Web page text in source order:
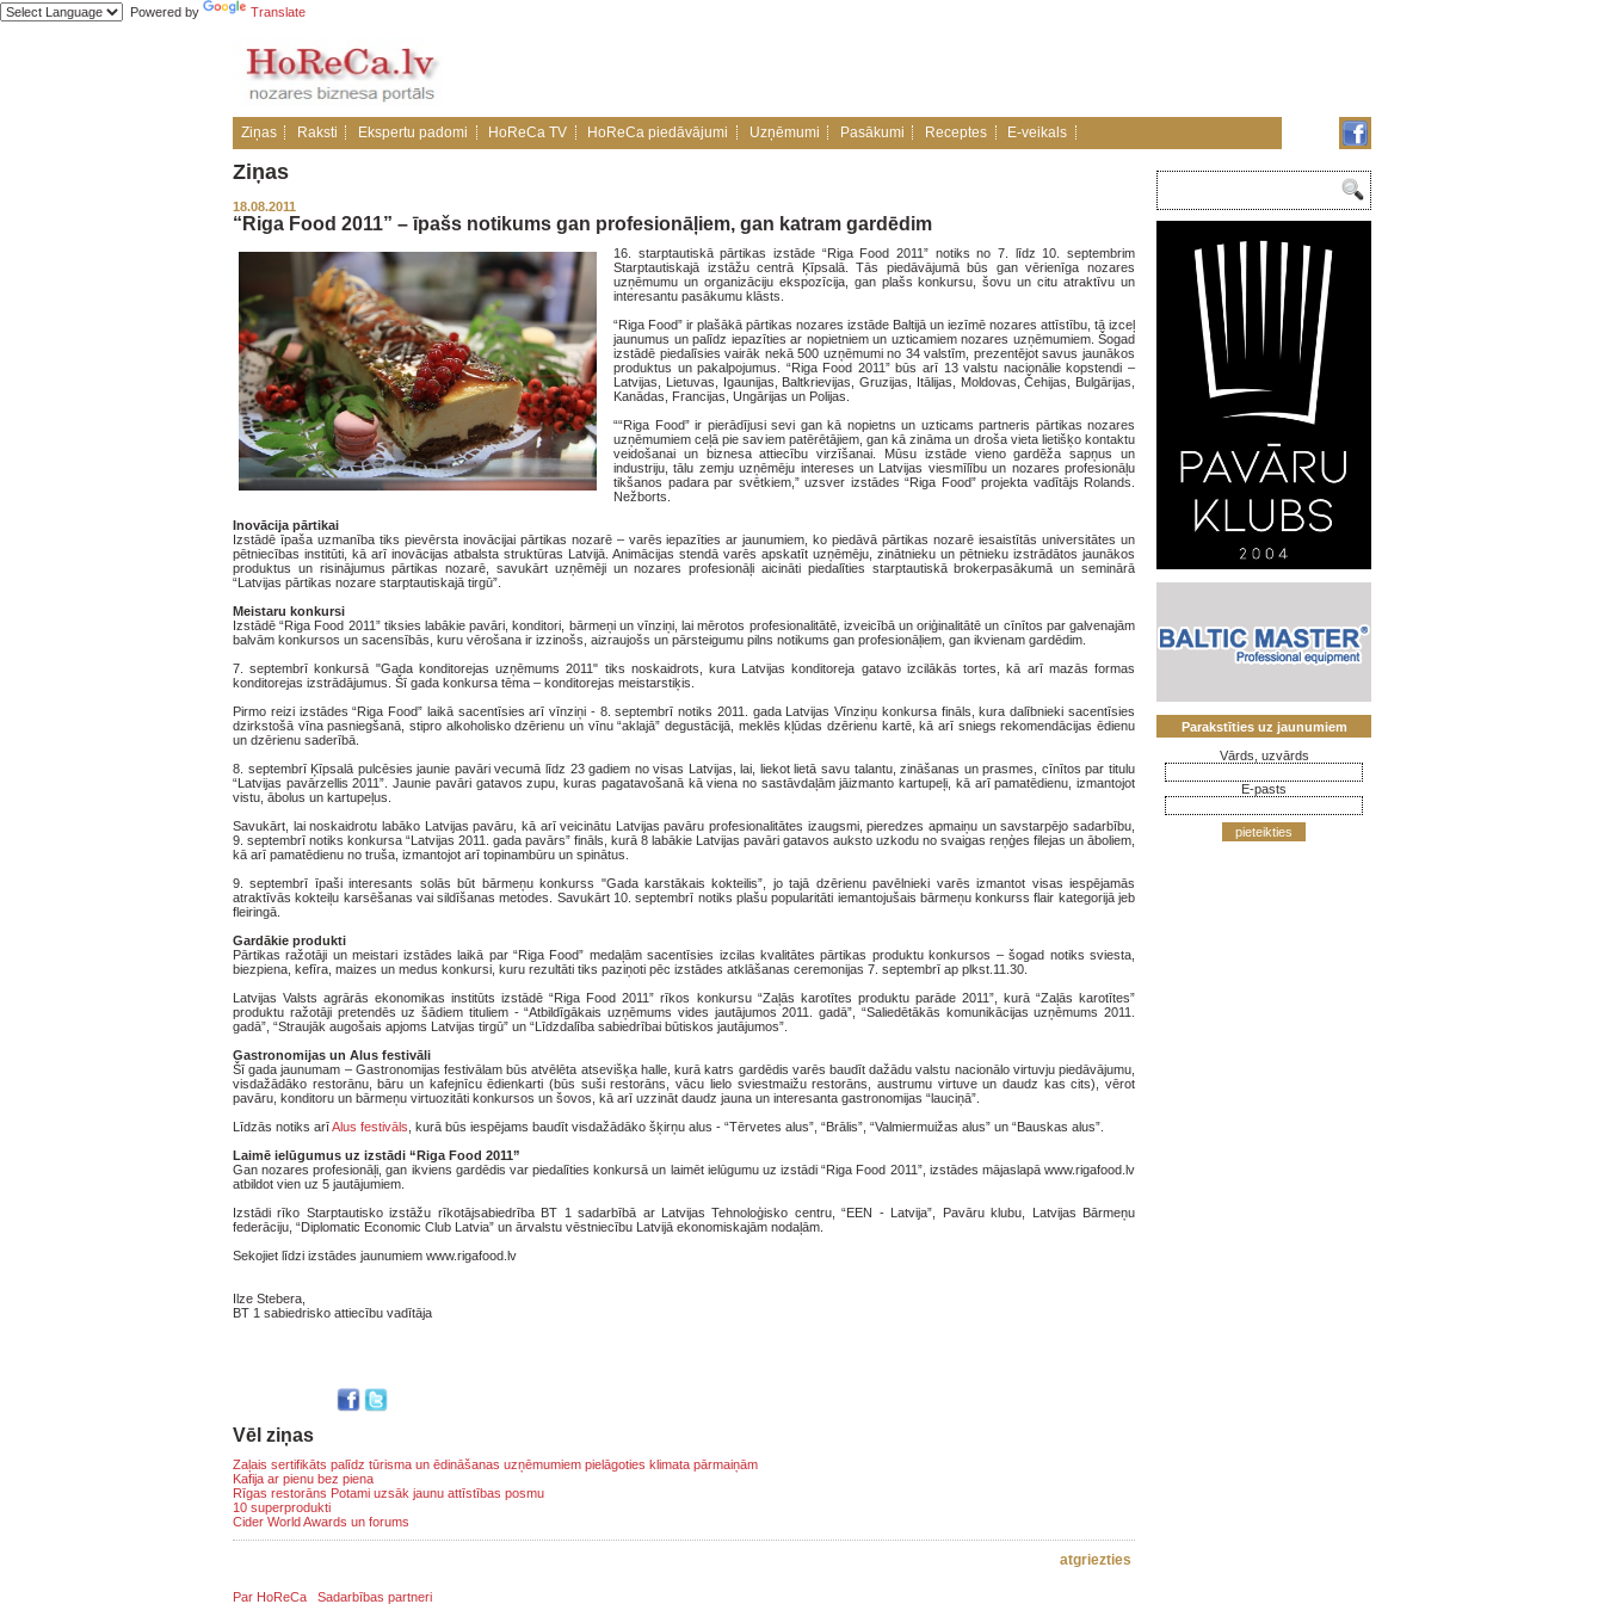
Powered by Translate
Ziņas Raksti Ekspertu padomi HoReCa TV HoReCa piedāvājumi Uzņēmumi Pasākumi Receptes E-veikals
Ziņas
18.08.2011
“Riga Food 2011” – īpašs notikums gan profesionāļiem, gan katram gardēdim
16. starptautiskā pārtikas izstāde “Riga Food 2011” notiks no 7. līdz 10. septembrim
Starptautiskajā izstāžu centrā Ķīpsalā. Tās piedāvājumā būs gan vērienīga nozares
uzņēmumu un organizāciju ekspozīcija, gan plašs konkursu, šovu un citu atraktīvu un
interesantu pasākumu klāsts.
“Riga Food” ir plašākā pārtikas nozares izstāde Baltijā un iezīmē nozares attīstību, tā izceļ
jaunumus un palīdz iepazīties ar nopietniem un uzticamiem nozares uzņēmumiem. Šogad
izstādē piedalīsies vairāk nekā 500 uzņēmumi no 34 valstīm, prezentējot savus jaunākos
produktus un pakalpojumus. “Riga Food 2011” būs arī 13 valstu nacionālie kopstendi –
Latvijas, Lietuvas, Igaunijas, Baltkrievijas, Gruzijas, Itālijas, Moldovas, Čehijas, Bulgārijas,
Kanādas, Francijas, Ungārijas un Polijas.
““Riga Food” ir pierādījusi sevi gan kā nopietns un uzticams partneris pārtikas nozares
uzņēmumiem ceļā pie saviem patērētājiem, gan kā zināma un droša vieta lietišķo kontaktu
veidošanai un biznesa attiecību virzīšanai. Mūsu izstāde vieno gardēža sapņus un
industriju, tālu zemju uzņēmēju intereses un Latvijas viesmīlību un nozares profesionāļu
tikšanos padara par svētkiem,” uzsver izstādes “Riga Food” projekta vadītājs Rolands.
Nežborts.
Inovācija pārtikai
Izstādē īpaša uzmanība tiks pievērsta inovācijai pārtikas nozarē – varēs iepazīties ar jaunumiem, ko piedāvā pārtikas nozarē iesaistītās universitātes un
pētniecības institūti, kā arī inovācijas atbalsta struktūras Latvijā. Animācijas stendā varēs apskatīt uzņēmēju, zinātnieku un pētnieku izstrādātos jaunākos
produktus un risinājumus pārtikas nozarē, savukārt uzņēmēji un nozares profesionāļi aicināti piedalīties starptautiskā brokerpasākumā un seminārā
“Latvijas pārtikas nozare starptautiskajā tirgū”.
Meistaru konkursi
Izstādē “Riga Food 2011” tiksies labākie pavāri, konditori, bārmeņi un vīnziņi, lai mērotos profesionalitātē, izveicībā un oriģinalitātē un cīnītos par galvenajām
balvām konkursos un sacensībās, kuru vērošana ir izzinošs, aizraujošs un pārsteigumu pilns notikums gan profesionāļiem, gan ikvienam gardēdim.
7. septembrī konkursā "Gada konditorejas uzņēmums 2011" tiks noskaidrots, kura Latvijas konditoreja gatavo izcilākās tortes, kā arī mazās formas
konditorejas izstrādājumus. Šī gada konkursa tēma – konditorejas meistarstiķis.
Pirmo reizi izstādes “Riga Food” laikā sacentīsies arī vīnziņi - 8. septembrī notiks 2011. gada Latvijas Vīnziņu konkursa fināls, kura dalībnieki sacentīsies
dzirkstošā vīna pasniegšanā, stipro alkoholisko dzērienu un vīnu “aklajā” degustācijā, meklēs kļūdas dzērienu kartē, kā arī sniegs rekomendācijas ēdienu
un dzērienu saderībā.
8. septembrī Ķīpsalā pulcēsies jaunie pavāri vecumā līdz 23 gadiem no visas Latvijas, lai, liekot lietā savu talantu, zināšanas un prasmes, cīnītos par titulu
“Latvijas pavārzellis 2011”. Jaunie pavāri gatavos zupu, kuras pagatavošanā kā viena no sastāvdaļām jāizmanto kartupeļi, kā arī pamatēdienu, izmantojot
vistu, ābolus un kartupeļus.
Savukārt, lai noskaidrotu labāko Latvijas pavāru, kā arī veicinātu Latvijas pavāru profesionalitātes izaugsmi, pieredzes apmaiņu un savstarpējo sadarbību,
9. septembrī notiks konkursa “Latvijas 2011. gada pavārs” fināls, kurā 8 labākie Latvijas pavāri gatavos auksto uzkodu no svaigas reņģes filejas un āboliem,
kā arī pamatēdienu no truša, izmantojot arī topinambūru un spinātus.
9. septembrī īpaši interesants solās būt bārmeņu konkurss "Gada karstākais kokteilis”, jo tajā dzērienu pavēlnieki varēs izmantot visas iespējamās
atraktīvās kokteiļu karsēšanas vai sildīšanas metodes. Savukārt 10. septembrī notiks plašu popularitāti iemantojušais bārmeņu konkurss flair kategorijā jeb
fleiringā.
Gardākie produkti
Pārtikas ražotāji un meistari izstādes laikā par “Riga Food” medaļām sacentīsies izcilas kvalitātes pārtikas produktu konkursos – šogad notiks sviesta,
biezpiena, kefīra, maizes un medus konkursi, kuru rezultāti tiks paziņoti pēc izstādes atklāšanas ceremonijas 7. septembrī ap plkst.11.30.
Latvijas Valsts agrārās ekonomikas institūts izstādē “Riga Food 2011” rīkos konkursu “Zaļās karotītes produktu parāde 2011”, kurā “Zaļās karotītes”
produktu ražotāji pretendēs uz šādiem tituliem - “Atbildīgākais uzņēmums vides jautājumos 2011. gadā”, “Saliedētākās komunikācijas uzņēmums 2011.
gadā”, “Straujāk augošais apjoms Latvijas tirgū” un “Līdzdalība sabiedrībai būtiskos jautājumos”.
Gastronomijas un Alus festivāli
Šī gada jaunumam – Gastronomijas festivālam būs atvēlēta atsevišķa halle, kurā katrs gardēdis varēs baudīt dažādu valstu nacionālo virtuvju piedāvājumu,
visdažādāko restorānu, bāru un kafejnīcu ēdienkarti (būs suši restorāns, vācu lielo sviestmaižu restorāns, austrumu virtuve un daudz kas cits), vērot
pavāru, konditoru un bārmeņu virtuozitāti konkursos un šovos, kā arī uzzināt daudz jauna un interesanta gastronomijas “lauciņā”.
Līdzās notiks arīAlus festivāls , kurā būs iespējams baudīt visdažādāko šķirņu alus - “Tērvetes alus”, “Brālis”, “Valmiermuižas alus” un “Bauskas alus”.
Laimē ielūgumus uz izstādi “Riga Food 2011”
Gan nozares profesionāļi, gan ikviens gardēdis var piedalīties konkursā un laimēt ielūgumu uz izstādi “Riga Food 2011”, izstādes mājaslapā www.rigafood.lv
atbildot vien uz 5 jautājumiem.
Izstādi rīko Starptautisko izstāžu rīkotājsabiedrība BT 1 sadarbībā ar Latvijas Tehnoloģisko centru, “EEN - Latvija”, Pavāru klubu, Latvijas Bārmeņu
federāciju, “Diplomatic Economic Club Latvia” un ārvalstu vēstniecību Latvijā ekonomiskajām nodaļām.
Sekojiet līdzi izstādes jaunumiem www.rigafood.lv
Ilze Stebera,
BT 1 sabiedrisko attiecību vadītāja
Vēl ziņas
Zaļais sertifikāts palīdz tūrisma un ēdināšanas uzņēmumiem pielāgoties klimata pārmaiņām
Kafija ar pienu bez piena
Rīgas restorāns Potami uzsāk jaunu attīstības posmu
10 superprodukti
Cider World Awards un forums
atgriezties
Parakstīties uz jaunumiem
Vārds, uzvārds
E-pasts
pieteikties
Par HoReCa Sadarbības partneri